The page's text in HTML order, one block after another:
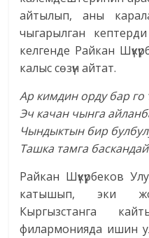
айтылып, аны
чыгарылган
келгенде Райкан
калыс сөзүн айтат.
Ар кимдин орду бар го
Эч качан чынга
Чындыктын бир
Ташка тамга
Райкан Шүкүрбеков
катышып, эки
Кыргызстанга
филармонияда ишин